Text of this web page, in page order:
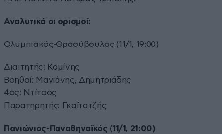
Αναλυτικά οι ορισμοί:
Ολυμπιακός-Θρασύβουλος (11/1, 19:00)
Διαιτητής: Κομίνης
Βοηθοί: Μαγιάνης, Δημητριάδης
4ος: Ντίτσος
Παρατηρητής: Γκαϊτατζής
Πανιώνιος-Παναθηναϊκός (11/1, 21:00)